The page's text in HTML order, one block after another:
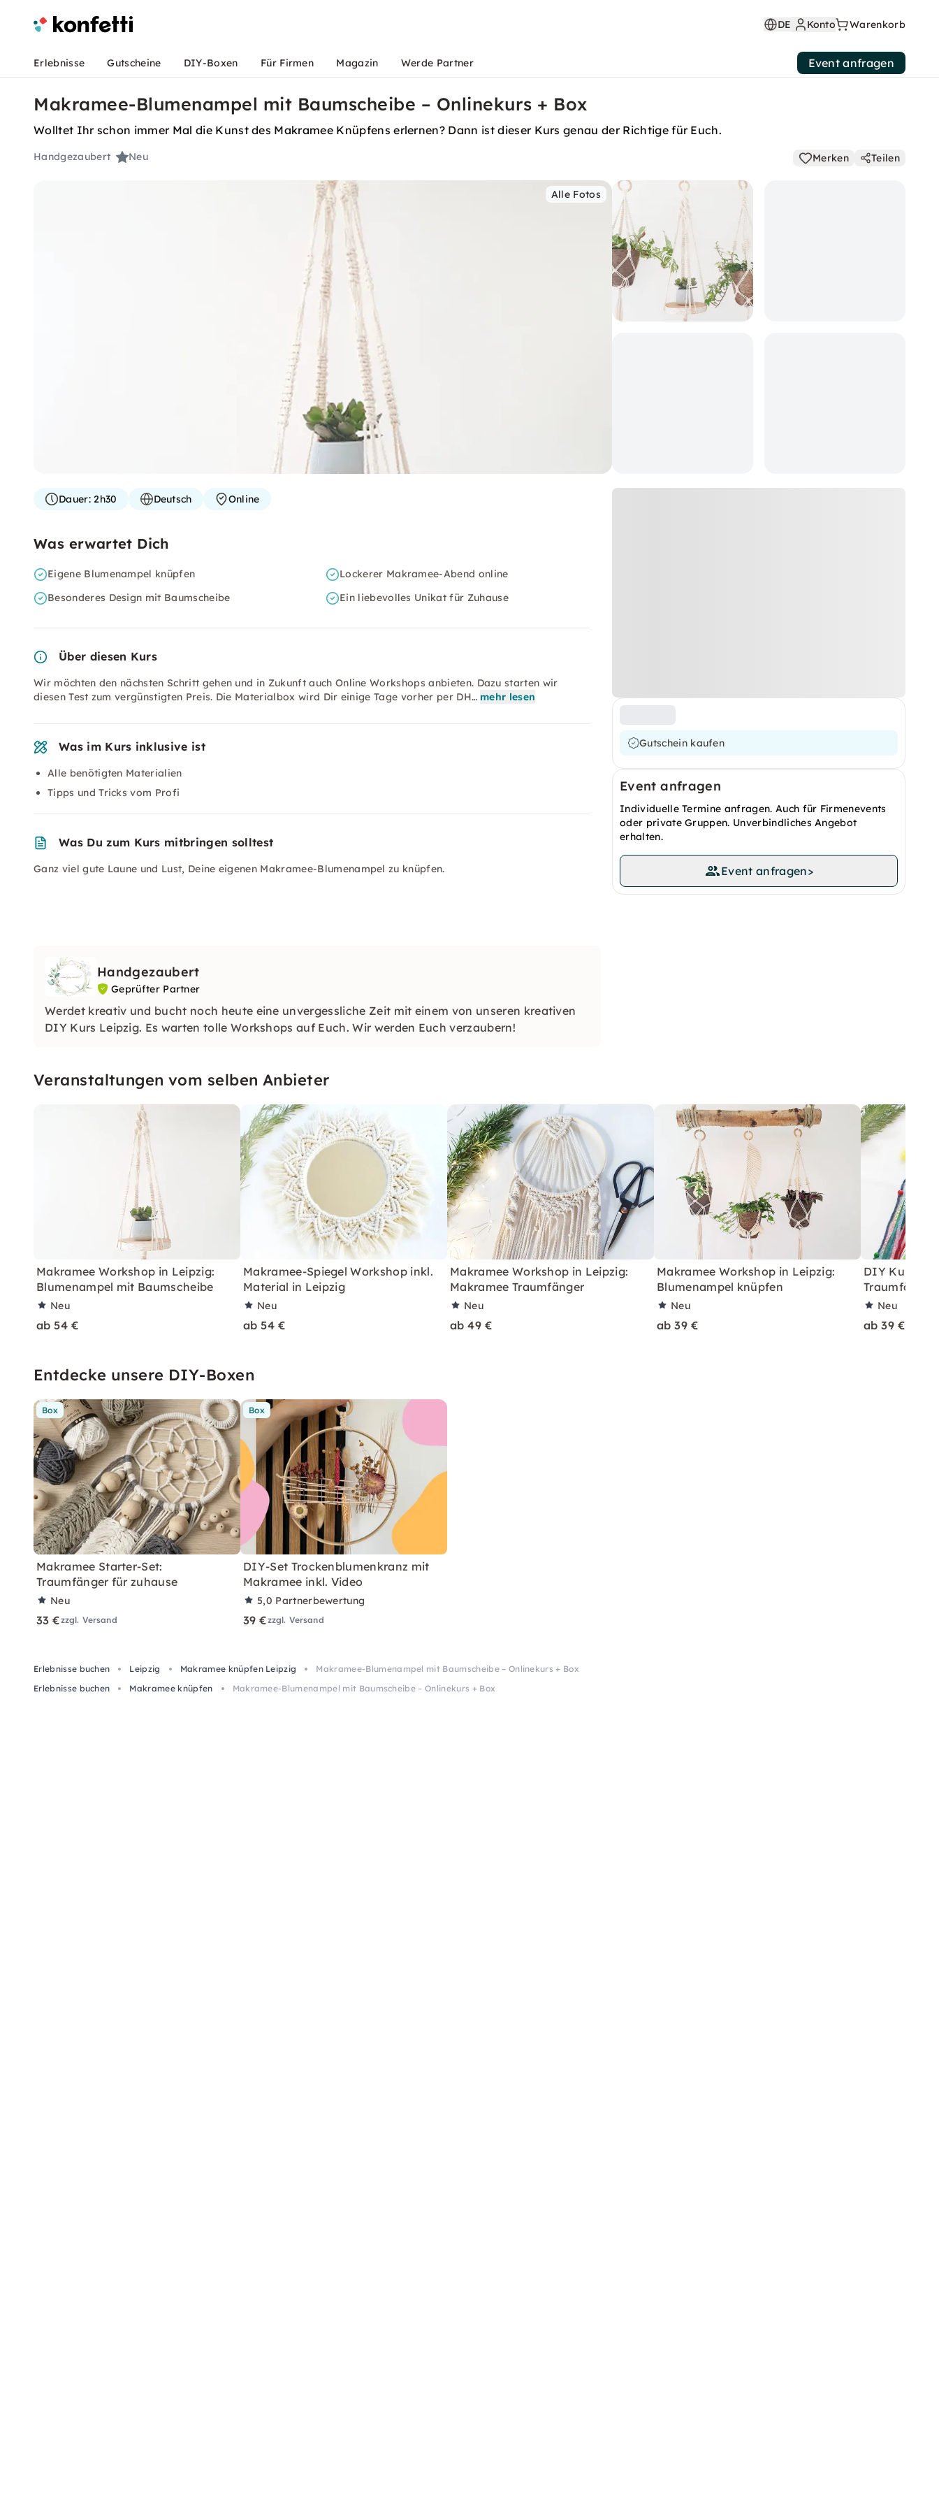
DE Konto Warenkorb
Erlebnisse Gutscheine DIY-Boxen Für Firmen Magazin Werde Partner Event anfragen
Makramee-Blumenampel mit Baumscheibe – Onlinekurs + Box
Wolltet Ihr schon immer Mal die Kunst des Makramee Knüpfens erlernen? Dann ist dieser Kurs genau der Richtige für Euch.
Handgezaubert Neu Merken Teilen
Alle Fotos
Gutschein kaufen
Event anfragen
Individuelle Termine anfragen. Auch für Firmenevents
oder private Gruppen. Unverbindliches Angebot
erhalten.
Event anfragen>
Dauer:2h30 Deutsch Online
Was erwartet Dich
Eigene Blumenampel knüpfen
Lockerer Makramee-Abend online
Besonderes Design mit Baumscheibe
Ein liebevolles Unikat für Zuhause
Über diesen Kurs
Wir möchten den nächsten Schritt gehen und in Zukunft auch Online Workshops anbieten. Dazu starten wir
diesen Test zum vergünstigten Preis. Die Materialbox wird Dir einige Tage vorher per DH… mehr lesen
Was im Kurs inklusive ist
Alle benötigten Materialien
Tipps und Tricks vom Profi
Was Du zum Kurs mitbringen solltest
Ganz viel gute Laune und Lust, Deine eigenen Makramee-Blumenampel zu knüpfen.
Handgezaubert
Geprüfter Partner
Werdet kreativ und bucht noch heute eine unvergessliche Zeit mit einem von unseren kreativen
DIY Kurs Leipzig. Es warten tolle Workshops auf Euch. Wir werden Euch verzaubern!
Veranstaltungen vom selben Anbieter
Makramee Workshop in Leipzig:
Blumenampel mit Baumscheibe
Neu
ab 54 €
Makramee-Spiegel Workshop inkl.
Material in Leipzig
Neu
ab 54 €
Makramee Workshop in Leipzig:
Makramee Traumfänger
Neu
ab 49 €
Makramee Workshop in Leipzig:
Blumenampel knüpfen
Neu
ab 39 €
DIY Kurs:
Neu
ab 39 €
Entdecke unsere DIY-Boxen
Box
Makramee Starter-Set:
Traumfänger für zuhause
Neu
33 €zzgl. Versand
Box
DIY-Set Trockenblumenkranz mit
Makramee inkl. Video
5,0 Partnerbewertung
39 €zzgl. Versand
Erlebnisse buchen Leipzig Makramee knüpfen Leipzig
Makramee-Blumenampel mit Baumscheibe – Onlinekurs + Box
Erlebnisse buchen
Makramee knüpfen Makramee-Blumenampel mit Baumscheibe – Onlinekurs + Box